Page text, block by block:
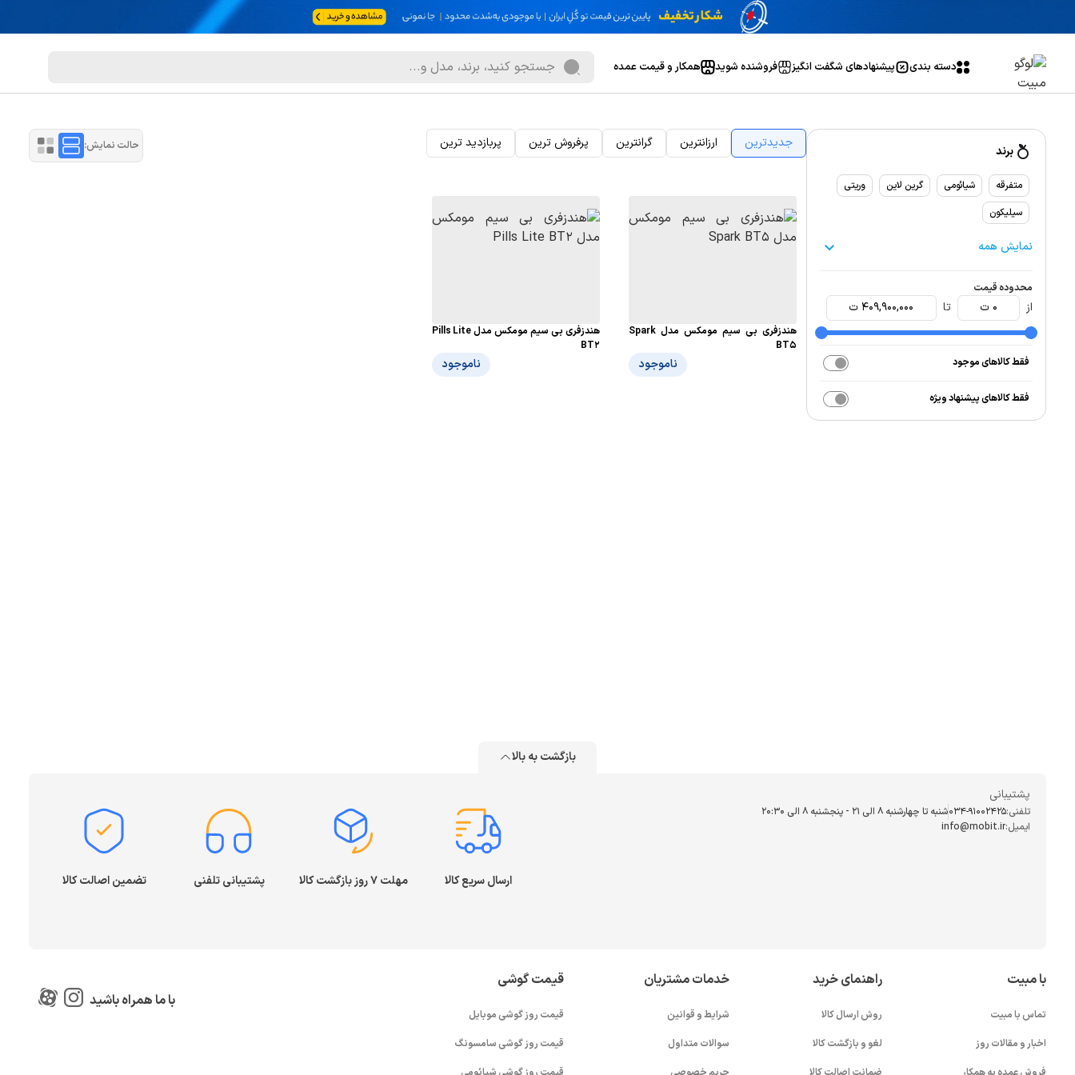
دسته بندی پیشنهاد‌های شگفت انگیز فروشنده شوید همکار و قیمت عمده
برند
متفرقه شیائومی گرین لاین
وریتی
سیلیکون
نمایش همه
محدوده قیمت
از 0 ت تا 409,900,000 ت
فقط کالاهای موجود
فقط کالاهای پیشنهاد ویژه
جدیدترین ارزانترین گرانترین پرفروش ترین پربازدید ترین حالت نمایش:
هندزفری بی سیم مومکس مدل Spark
BT5
ناموجود
هندزفری بی سیم مومکس مدل Pills Lite
BT2
ناموجود
بازگشت به بالا
پشتیبانی
تلفنی:034-91002425شنبه تا چهارشنبه ۸ الی ۲۱ - پنجشنبه 8 الی ۲۰:۳۰
ایمیل:info@mobit.ir
ارسال سریع کالا مهلت ۷ روز بازگشت کالا پشتیبانی تلفنی تضمین اصالت کالا
با مبیت
تماس با مبیت
اخبار و مقالات روز
راهنمای خرید
روش ارسال کالا
لغو و بازگشت کالا
خدمات مشتریان
شرایط و قوانین
سوالات متداول
قیمت گوشی
قیمت روز گوشی موبایل
قیمت روز گوشی سامسونگ
با ما همراه باشید